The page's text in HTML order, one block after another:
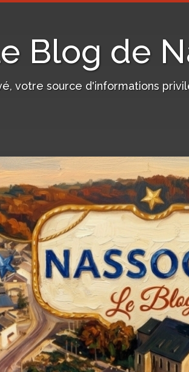
Blog de
votre source d'informations